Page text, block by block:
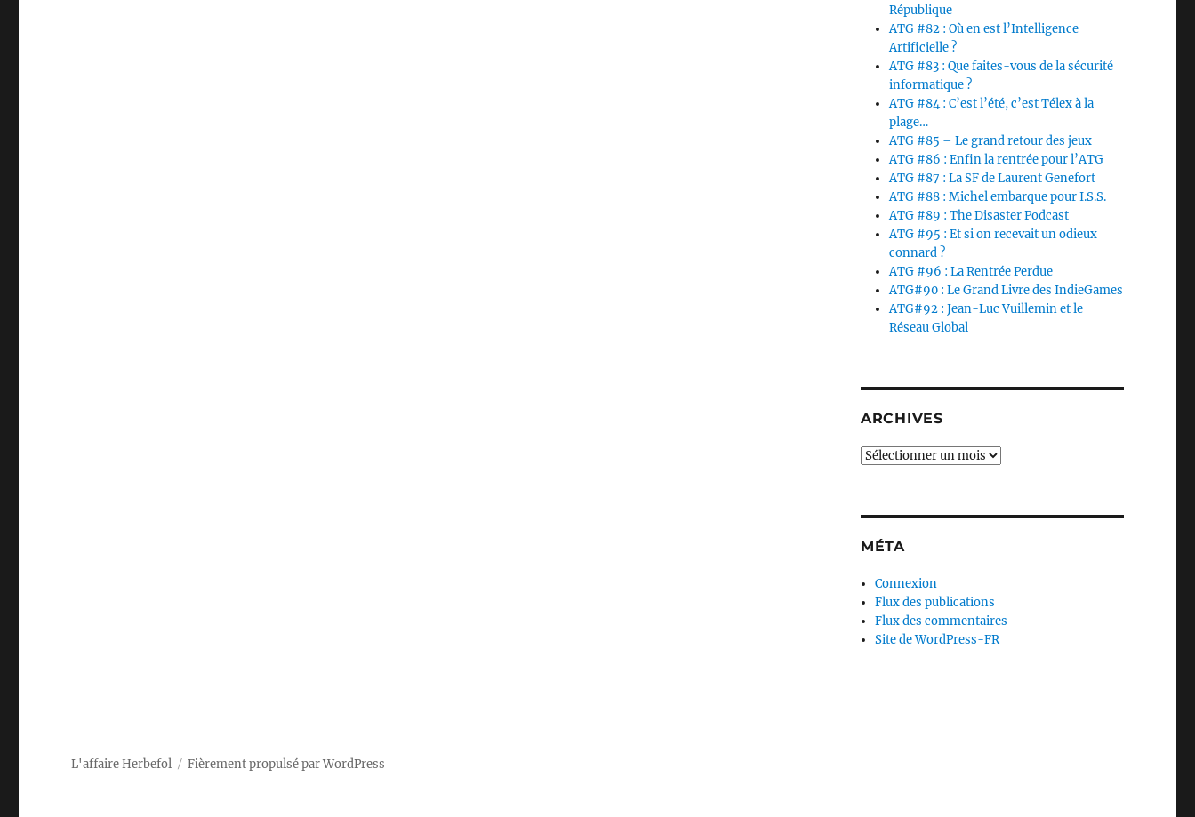
République
ATG #82 : Où en est l’Intelligence
Artificielle ?
ATG #83 : Que faites-vous de la sécurité
informatique ?
ATG #84 : C’est l’été, c’est Télex à la
plage…
ATG #85 – Le grand retour des jeux
ATG #86 : Enfin la rentrée pour l’ATG
ATG #87 : La SF de Laurent Genefort
ATG #88 : Michel embarque pour I.S.S.
ATG #89 : The Disaster Podcast
ATG #95 : Et si on recevait un odieux
connard ?
ATG #96 : La Rentrée Perdue
ATG#90 : Le Grand Livre des IndieGames
ATG#92 : Jean-Luc Vuillemin et le
Réseau Global
ARCHIVES
Archives
MÉTA
Connexion
Flux des publications
Flux des commentaires
Site de WordPress-FR
L'affaire Herbefol Fièrement propulsé par WordPress